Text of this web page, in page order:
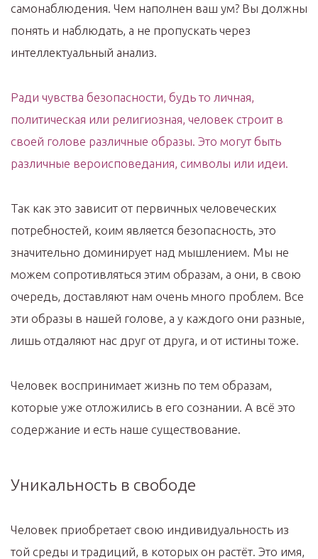
самонаблюдения. Чем наполнен ваш ум? Вы должны
понять и наблюдать, а не пропускать через
интеллектуальный анализ.
Ради чувства безопасности, будь то личная,
политическая или религиозная, человек строит в
своей голове различные образы. Это могут быть
различные вероисповедания, символы или идеи.
Так как это зависит от первичных человеческих
потребностей, коим является безопасность, это
значительно доминирует над мышлением. Мы не
можем сопротивляться этим образам, а они, в свою
очередь, доставляют нам очень много проблем. Все
эти образы в нашей голове, а у каждого они разные,
лишь отдаляют нас друг от друга, и от истины тоже.
Человек воспринимает жизнь по тем образам,
которые уже отложились в его сознании. А всё это
содержание и есть наше существование.
Уникальность в свободе
Человек приобретает свою индивидуальность из
той среды и традиций, в которых он растёт. Это имя,